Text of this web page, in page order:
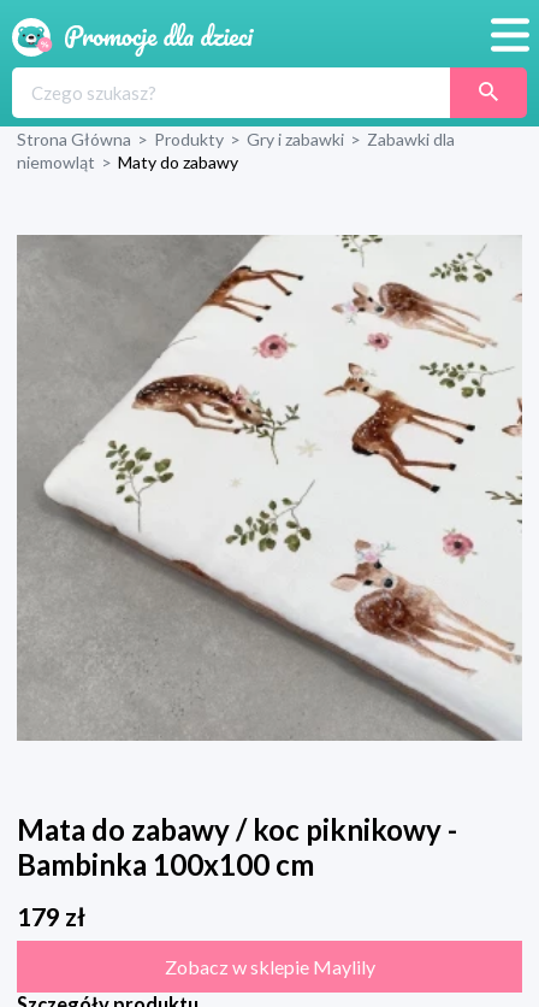
Produkty
Blog
Wyprawka
Strona Główna > Produkty > Gry i zabawki > Zabawki dla
niemowląt > Maty do zabawy
Mata do zabawy / koc piknikowy -
Bambinka 100x100 cm
179 zł
Zobacz w sklepie Maylily